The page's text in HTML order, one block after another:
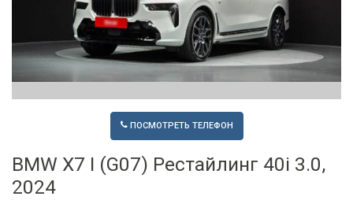
ПОСМОТРЕТЬ ТЕЛЕФОН
BMW X7 I (G07) Рестайлинг 40i 3.0,
2024